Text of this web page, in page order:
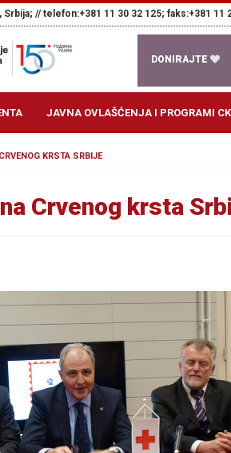
Srbija; // telefon:+381 11 30 32 125; faks:+381 11
DONIRAJTE
JAVNA OVLAŠĆENJA I PROGRAMI
KRSTA SRBIJE
Crvenog krsta